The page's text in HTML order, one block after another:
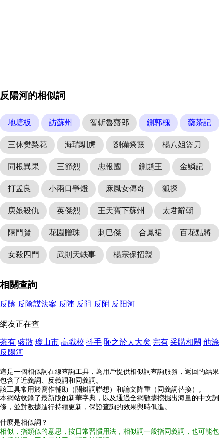
反陽河的相似詞
地塘板 訪蘇州 智斬魯齋郎 鍘郭槐 藥茶記
三休樊梨花 海瑞馴虎 劉備祭靈 楊八姐盜刀
同根異果 三節烈 忠報國 鍘趙王 金鱗記
打孟良 小兩口爭燈 麻風女傳奇 狐探
庚娘殺仇 英傑烈 王天寶下蘇州 太君辭朝
隔門賢 花園贈珠 刺巴傑 合鳳裙 百花點將
女殺四門 武則天軼事 楊宗保招親
相關查詢
反陰 反陰謀法案 反陣 反阻 反附 反阳河
網友正在查
茶有 骇散 瓊山市 高職校 抖手 恥之於人大矣 完有 采購相關 他涂
反陽河
這是一個相似詞在線查詢工具，為用戶提供相似詞查詢服務，返回的結果
包含了近義詞、反義詞和同義詞。
該工具常用於寫作輔助（關鍵詞聯想）和論文降重（同義詞替換）。
本網站收錄了最新版的新華字典，以及通過全網數據挖掘出海量的中文詞
條，並對數據進行持續更新，保證查詢的效果與時俱進。
什麼是相似詞？
相似，指類似的意思，按日常習慣用法，相似詞一般指同義詞，也可能包